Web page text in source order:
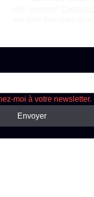
moi à votre newsletter.
Envoyer